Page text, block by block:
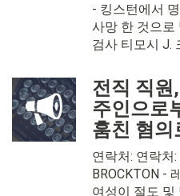
- 킹스턴에서
사망 한 것으로
검사 티모시 J.
전직 직원
주인으로
훔친 혐의
연락처: 연락
BROCKTON -
여성이 절도 및